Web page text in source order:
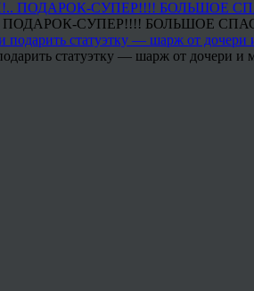
СУПЕР!!!! БОЛЬШОЕ
статуэтку — шарж от дочери и